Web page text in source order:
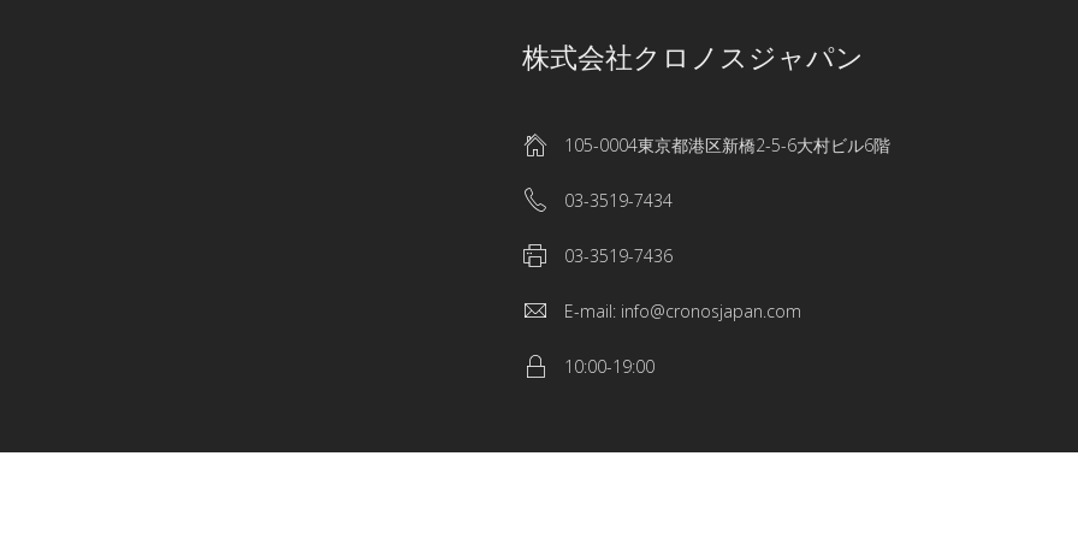
株式会社クロノスジャパン
105-0004東京都港区新橋2-5-6大村ビル6階
03-3519-7434
03-3519-7436
E-mail: info@cronosjapan.com
10:00-19:00